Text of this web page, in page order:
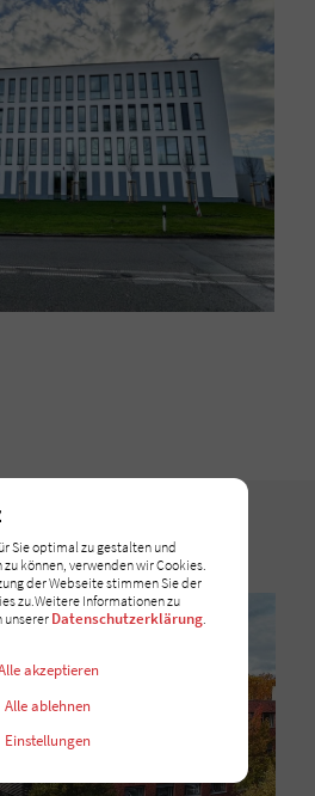
Sie optimal zu gestalten und
können, verwenden wir Cookies.
der Webseite stimmen Sie der
zu.Weitere Informationen zu
unsererDatenschutzerklärung.
Einstellungen
Alle ablehnen
akzeptieren